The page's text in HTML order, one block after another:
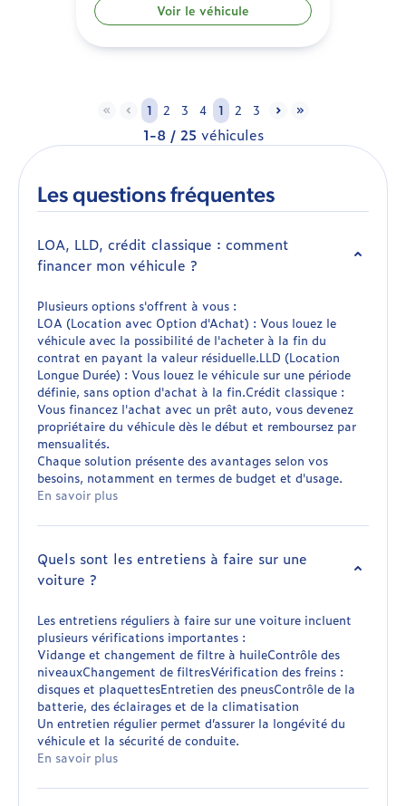
Voir le véhicule
1-8 / 25 véhicules
1 2 3 4 1 2 3
Les questions fréquentes
LOA, LLD, crédit classique : comment
financer mon véhicule ?
Plusieurs options s'offrent à vous :
LOA (Location avec Option d'Achat) : Vous louez le
véhicule avec la possibilité de l'acheter à la fin du
contrat en payant la valeur résiduelle.LLD (Location
Longue Durée) : Vous louez le véhicule sur une période
définie, sans option d'achat à la fin.Crédit classique :
Vous financez l'achat avec un prêt auto, vous devenez
propriétaire du véhicule dès le début et remboursez par
mensualités.
Chaque solution présente des avantages selon vos
besoins, notamment en termes de budget et d'usage.
En savoir plus
Quels sont les entretiens à faire sur une
voiture ?
Les entretiens réguliers à faire sur une voiture incluent
plusieurs vérifications importantes :
Vidange et changement de filtre à huileContrôle des
niveauxChangement de filtresVérification des freins :
disques et plaquettesEntretien des pneusContrôle de la
batterie, des éclairages et de la climatisation
Un entretien régulier permet d’assurer la longévité du
véhicule et la sécurité de conduite.
En savoir plus